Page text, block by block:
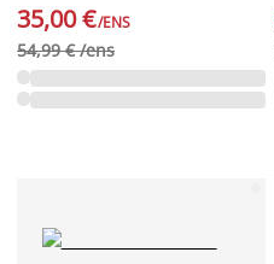
35,00 €/ENS
54,99 € /ens